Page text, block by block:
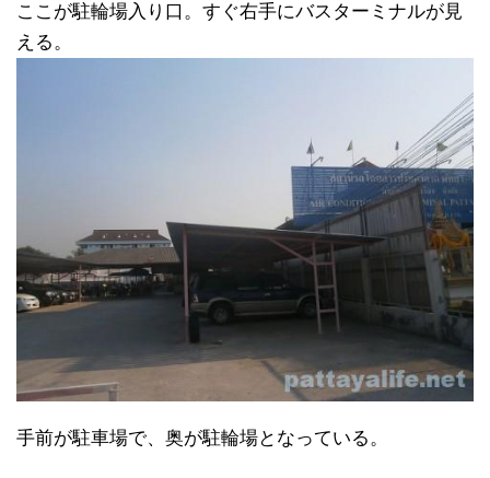
ここが駐輪場入り口。すぐ右手にバスターミナルが見
える。
手前が駐車場で、奥が駐輪場となっている。